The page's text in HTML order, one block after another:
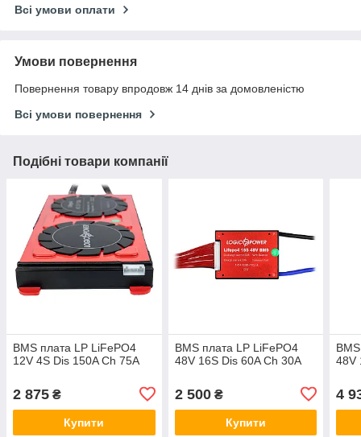
Всі умови оплати
Умови повернення
Повернення товару впродовж 14 днів за домовленістю
Всі умови повернення
Подібні товари компанії
BMS плата LP LiFePO4
12V 4S Dis 150A Ch 75A
2 875 ₴
Купити
BMS плата LP LiFePO4
48V 16S Dis 60A Ch 30A
2 500₴
Купити
48V
4